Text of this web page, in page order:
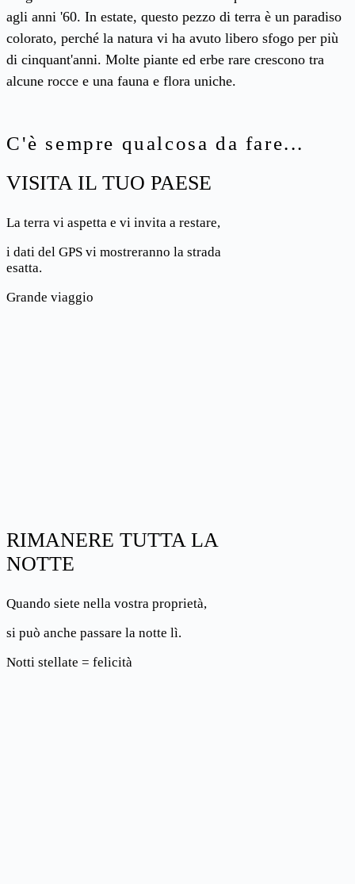
agli anni '60. In estate, questo pezzo di terra è un paradiso
colorato, perché la natura vi ha avuto libero sfogo per più
di cinquant'anni. Molte piante ed erbe rare crescono tra
alcune rocce e una fauna e flora uniche.
C'è sempre qualcosa da fare...
VISITA IL TUO PAESE
La terra vi aspetta e vi invita a restare,
i dati del GPS vi mostreranno la strada
esatta.
Grande viaggio
RIMANERE TUTTA LA
NOTTE
Quando siete nella vostra proprietà,
si può anche passare la notte lì.
Notti stellate = felicità